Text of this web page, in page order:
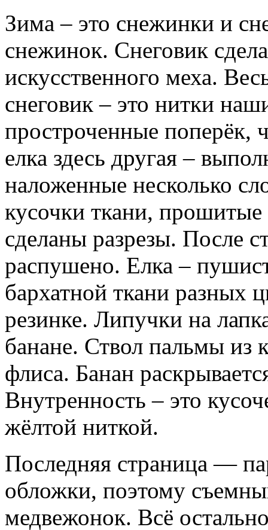
Зима – это снежинки и
снежинок. Снеговик
искусственного меха.
снеговик – это нитки
простроченные поперёк,
елка здесь другая –
наложенные несколько
кусочки ткани,
сделаны разрезы. После
распушено. Елка –
бархатной ткани разных
резинке. Липучки на
банане. Ствол пальмы из
флиса. Банан
Внутренность – это
жёлтой ниткой.
Последняя страница —
обложки, поэтому
медвежонок. Всё